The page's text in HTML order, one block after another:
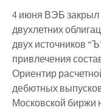
4 июня ВЭБ закрыл
двухлетних
двух источников
привлечения
Ориентир
дебютных
Московской биржи